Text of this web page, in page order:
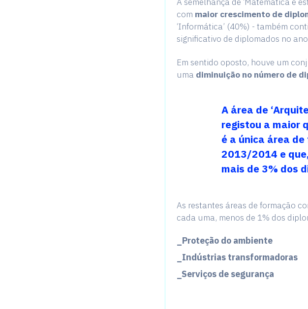
com maior crescimento de
‘Informática’ (40%) - também
significativo de diplomados no
Em sentido oposto, houve um
uma diminuição no número de
A área de
registou a maior
é a única área
2013/2014 e
mais de 3% dos
As restantes áreas de formação
cada uma, menos de 1% dos
_Proteção do ambiente
_Indústrias transformadoras
_Serviços de segurança